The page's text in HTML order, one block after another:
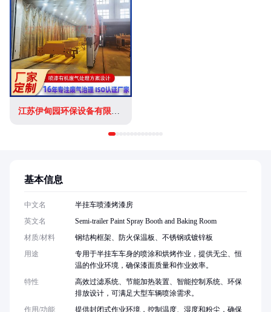
江苏伊甸园环保设备有限公司
基本信息
中文名
半挂车喷漆烤漆房
英文名
Semi-trailer Paint Spray Booth and Baking Room
材质/材料
钢结构框架、防火保温板、不锈钢或镀锌板
用途
专用于半挂车车身的喷涂和烘烤作业，提供无尘、恒
温的作业环境，确保漆面质量和作业效率。
特性
高效过滤系统、节能加热装置、智能控制系统、环保
排放设计，可满足大型车辆喷涂需求。
作用/功能
提供封闭式作业环境，控制温度、湿度和粉尘，确保